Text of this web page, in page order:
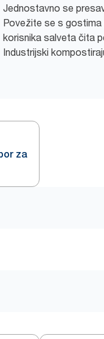
Jednostavno se
Povežite se s gostima
korisnika salveta čita
Industrijski
za